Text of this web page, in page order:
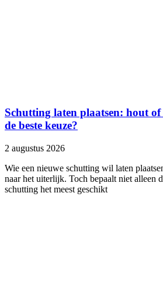
Schutting laten plaatsen: hout of
de beste keuze?
2 augustus 2026
Wie een nieuwe schutting wil laten
naar het uiterlijk. Toch bepaalt niet alleen
schutting het meest geschikt